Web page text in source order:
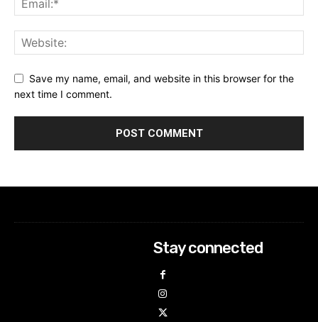
Save my name, email, and website in this browser for the
next time I comment.
Stay connected